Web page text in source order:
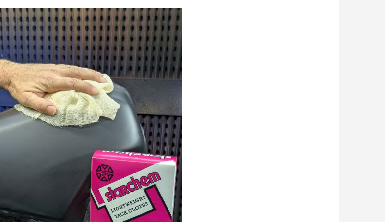
Verzamel loyaliteitspunten bij elke bestelling
Retourneer producten binnen 14 dagen
5€ korting op de eerste bestelling
10€ shopping voucher voor elke verwijzing
Schrijf je in voor de nieuwsbrief: €5 korting
Levering binnen 48-72 uur in Nederland
Betaling in 4x gratis vanaf een aankoopwaarde van 30€.
Je online offerte in minder dan 1 minuut
Deel je creaties en ontvang shopping vouchers
Verzamel loyaliteitspunten bij elke bestelling
Retourneer producten binnen 14 dagen
5€ korting op de eerste bestelling
10€ shopping voucher voor elke verwijzing
Schrijf je in voor de nieuwsbrief: €5 korting